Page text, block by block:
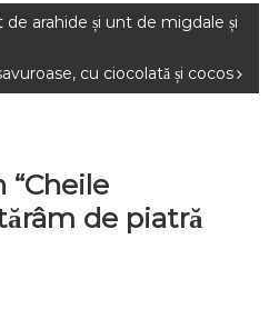
arahide și unt de migdale și
cu ciocolată și cocos
de piatră